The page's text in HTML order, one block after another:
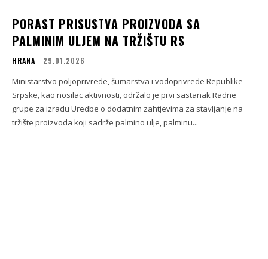
PORAST PRISUSTVA PROIZVODA SA
PALMINIM ULJEM NA TRŽIŠTU RS
HRANA 29.01.2026
Ministarstvo poljoprivrede, šumarstva i vodoprivrede Republike
Srpske, kao nosilac aktivnosti, održalo je prvi sastanak Radne
grupe za izradu Uredbe o dodatnim zahtjevima za stavljanje na
tržište proizvoda koji sadrže palmino ulje, palminu...